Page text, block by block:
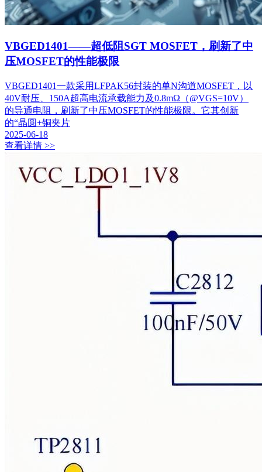
VBGED1401——超低阻SGT MOSFET，刷新了中
压MOSFET的性能极限
VBGED1401一款采用LFPAK56封装的单N沟道MOSFET，以
40V耐压、150A超高电流承载能力及0.8mΩ（@VGS=10V）
的导通电阻，刷新了中压MOSFET的性能极限。它其创新
的“晶圆+铜夹片
2025-06-18
查看详情 >>